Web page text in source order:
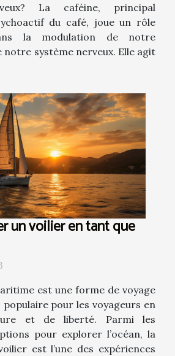
La caféine, principal
du café, joue un rôle
la modulation de notre
système nerveux. Elle agit
un voilier en tant que
est une forme de voyage
populaire pour les voyageurs en
et de liberté. Parmi les
pour explorer l’océan, la
est l’une des expériences